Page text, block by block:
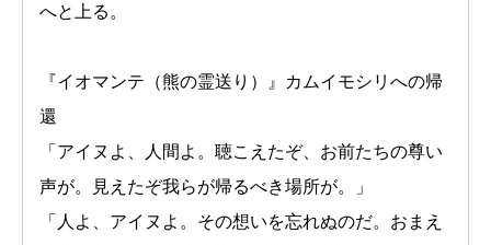
へと上る。
『イオマンテ（熊の霊送り）』カムイモシリへの帰
還
「アイヌよ、人間よ。聴こえたぞ、お前たちの尊い
声が。見えたぞ我らが帰るべき場所が。」
「人よ、アイヌよ。その想いを忘れぬのだ。おまえ